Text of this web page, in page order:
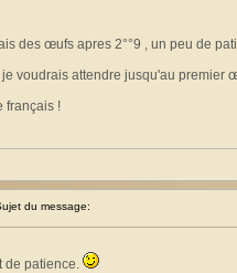
des œufs apres 2°°9 , un peu de
je voudrais attendre jusqu'au
français !
du message:
de patience.